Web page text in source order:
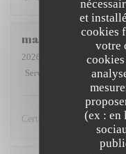
et
cookies
votre
(ex : en
marie-pierreB
2026-08-03
- 12:15 -
Service
Ambiance: 4
Certainement le meilleur